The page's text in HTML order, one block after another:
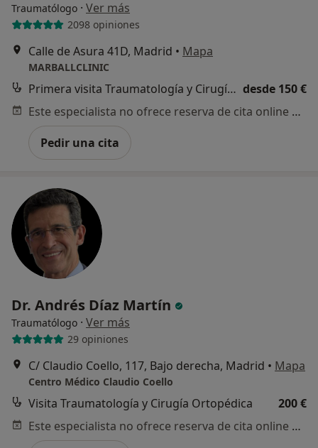
Traumatólogo · Ver más
2098 opiniones
Calle de Asura 41D, Madrid • Mapa
MARBALLCLINIC
Primera visita Traumatología y Cirugía Ortopédica desde 150 €
Este especialista no ofrece reserva de cita online en esta dirección.
Pedir una cita
Dr. Andrés Díaz Martín
Traumatólogo · Ver más
29 opiniones
C/ Claudio Coello, 117, Bajo derecha, Madrid • Mapa
Centro Médico Claudio Coello
Visita Traumatología y Cirugía Ortopédica
200 €
Este especialista no ofrece reserva de cita online en esta dirección.